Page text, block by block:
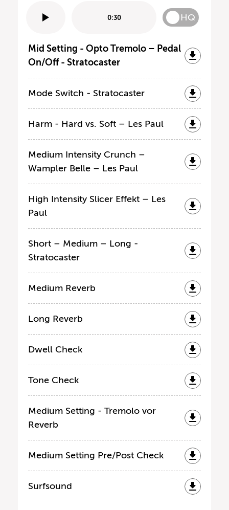
0:30 HQ
Mid Setting - Opto Tremolo – Pedal
On/Off - Stratocaster
Mode Switch - Stratocaster
Harm - Hard vs. Soft – Les Paul
Medium Intensity Crunch –
Wampler Belle – Les Paul
High Intensity Slicer Effekt – Les
Paul
Short – Medium – Long -
Stratocaster
Medium Reverb
Long Reverb
Dwell Check
Tone Check
Medium Setting - Tremolo vor
Reverb
Medium Setting Pre/Post Check
Surfsound